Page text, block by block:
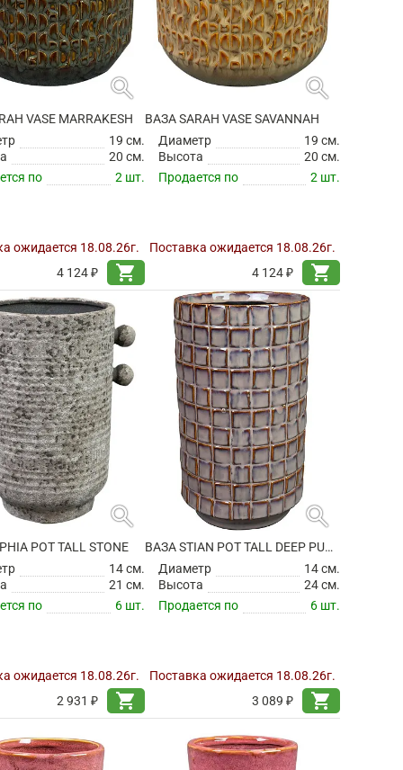
search
VASE MARRAKESH
19 см.
20 см.
по
2 шт.
ожидается 18.08.26г.
4 124 ₽
shopping_cart
search
ВАЗА SARAH VASE SAVANNAH
Диаметр
19 см.
Высота
20 см.
Продается по
2 шт.
Поставка ожидается 18.08.26г.
4 124 ₽
shopping_cart
search
POT TALL STONE
14 см.
21 см.
по
6 шт.
ожидается 18.08.26г.
2 931 ₽
shopping_cart
search
ВАЗА STIAN POT TALL DEEP PURPLE
Диаметр
14 см.
Высота
24 см.
Продается по
6 шт.
Поставка ожидается 18.08.26г.
3 089 ₽
shopping_cart